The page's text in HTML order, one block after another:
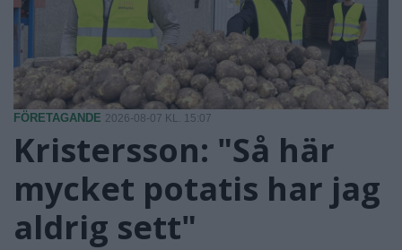
FÖRETAGANDE 2026-08-07 KL. 15:07
Kristersson: "Så här
mycket potatis har jag
aldrig sett"